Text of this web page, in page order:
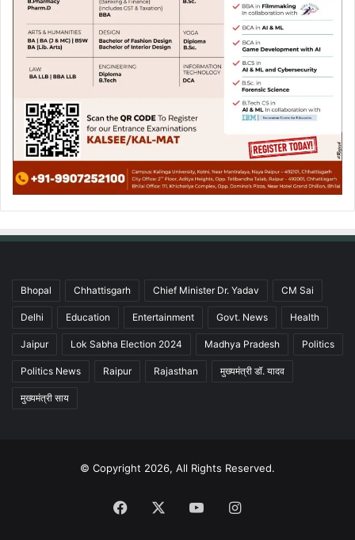
Bhopal Chhattisgarh Chief Minister Dr. Yadav CM Sai
Delhi Education Entertainment Govt. News Health
Jaipur Lok Sabha Election 2024 Madhya Pradesh Politics
Politics News Raipur Rajasthan मुख्यमंत्री डॉ. यादव
मुख्यमंत्री साय
© Copyright 2026, All Rights Reserved.
Facebook YouTubeInstagram